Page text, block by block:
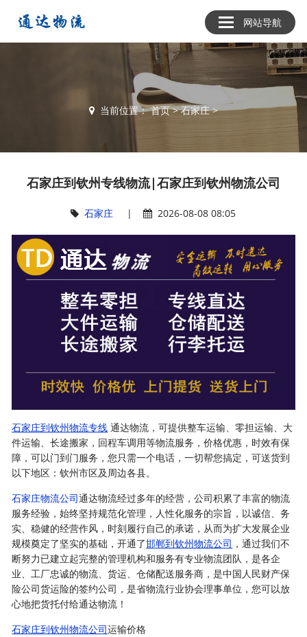
网站导航
当前位置：首页>石家庄>
石家庄到钦州专线物流|石家庄到钦州物流公司
石家庄 | 2026-08-08 08:05
石家庄到钦州物流专线 通达物流，可提供整车运输、零担运输、大
件运输、长途搬家，回程车调用等物流服务，价格优惠，时效有保
障，可以门到门服务，您只需一个电话，一切帮您搞定，可送货到
以下地区：钦州市区及周边各县。
石家庄物流公司通达物流经过多年的经营，公司积累了丰富的物流
服务经验，始终坚持规范化管理，人性化服务的宗旨，以诚信、务
实、稳健的经营作风，时刻履行自己的承诺，从而为扩大发展企业
规模奠定了坚实的基础，开通了邯郸到钦州物流公司 ，通过我们不
断努力已建立起完整的管理机构和服务有专业物流团队，是各企
业、工厂忠诚的物流、货运、仓储配送服务商，是中国人民财产保
险公司货运险的签约公司，是省物流行业协会理事单位，您可以放
心地把货托付给通达物流！
石家庄到钦州物流公司运输价格